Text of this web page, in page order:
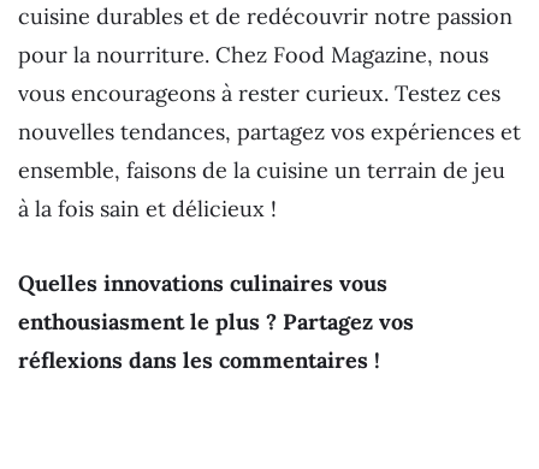
cuisine durables et de redécouvrir notre passion
pour la nourriture. Chez Food Magazine, nous
vous encourageons à rester curieux. Testez ces
nouvelles tendances, partagez vos expériences et
ensemble, faisons de la cuisine un terrain de jeu
à la fois sain et délicieux !
Quelles innovations culinaires vous
enthousiasment le plus ? Partagez vos
réflexions dans les commentaires !